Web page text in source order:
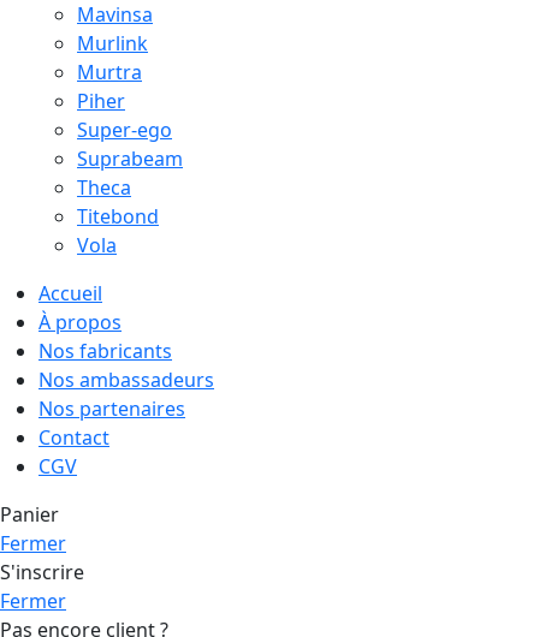
Mavinsa
Murlink
Murtra
Piher
Super-ego
Suprabeam
Theca
Titebond
Vola
Accueil
À propos
Nos fabricants
Nos ambassadeurs
Nos partenaires
Contact
CGV
Panier
Fermer
S'inscrire
Fermer
Pas encore client ?